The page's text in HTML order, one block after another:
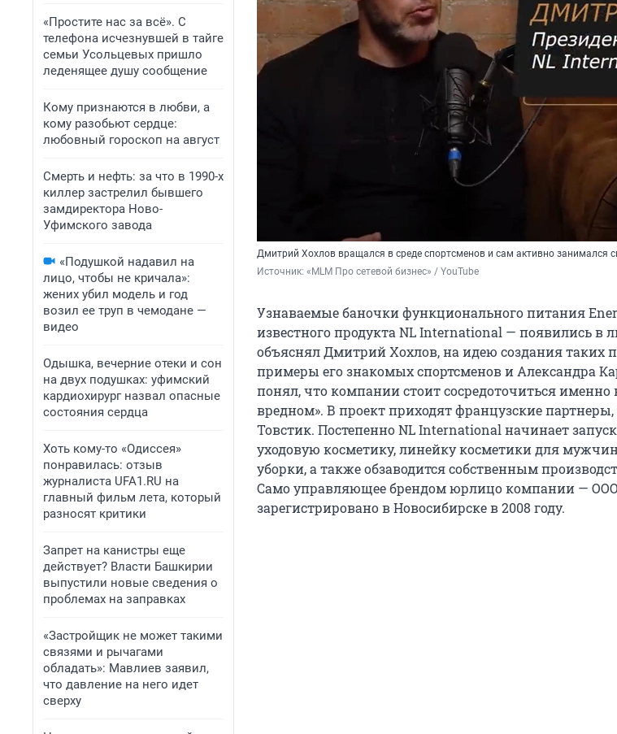
«Простите нас за всё». С
телефона исчезнувшей в тайге
семьи Усольцевых пришло
леденящее душу сообщение
Кому признаются в любви, а
кому разобьют сердце:
любовный гороскоп на август
Смерть и нефть: за что в 1990-х
киллер застрелил бывшего
замдиректора Ново-
Уфимского завода
«Подушкой надавил на
лицо, чтобы не кричала»:
жених убил модель и год
возил ее труп в чемодане —
видео
Одышка, вечерние отеки и сон
на двух подушках: уфимский
кардиохирург назвал опасные
состояния сердца
Хоть кому-то «Одиссея»
понравилась: отзыв
журналиста UFA1.RU на
главный фильм лета, который
разносят критики
Запрет на канистры еще
действует? Власти Башкирии
выпустили новые сведения о
проблемах на заправках
«Застройщик не может такими
связями и рычагами
обладать»: Мавлиев заявил,
что давление на него идет
сверху
Дмитрий Хохлов вращался в среде спортсменов и сам активно занимался
Источник: «MLM Про сетевой бизнес» / YouTube
Узнаваемые баночки функционального питания
известного продукта NL International — появились в
объяснял Дмитрий Хохлов, на идею создания таких
примеры его знакомых спортсменов и Александра
понял, что компании стоит сосредоточиться
вредном». В проект приходят французские
Товстик. Постепенно NL International начинает
уходовую косметику, линейку косметики для
уборки, а также обзаводится собственным
Само управляющее брендом юрлицо компании —
зарегистрировано в Новосибирске в 2008 году.